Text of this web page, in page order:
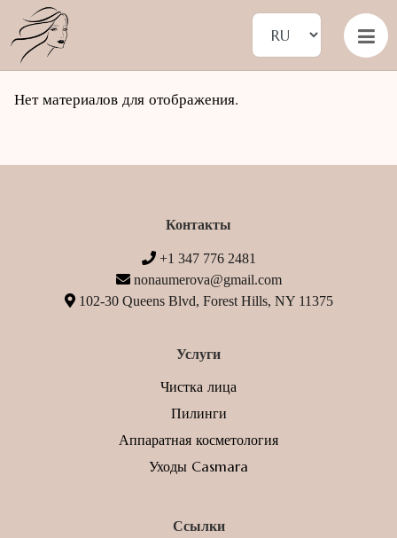
Нет материалов для отображения.
Контакты
+1 347 776 2481
nonaumerova@gmail.com
102-30 Queens Blvd, Forest Hills, NY 11375
Услуги
Чистка лица
Пилинги
Аппаратная косметология
Уходы Casmara
Ссылки